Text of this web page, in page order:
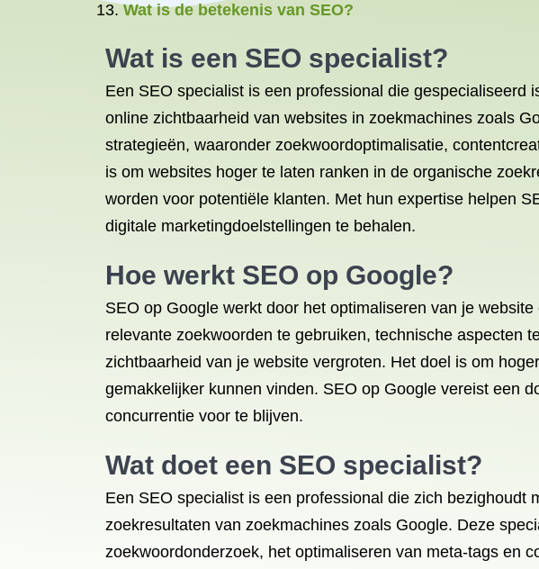
Wat is de betekenis van SEO?
Wat is een SEO specialist?
Een SEO specialist is een professional die
online zichtbaarheid van websites in zoekmachines zoals
strategieën, waaronder zoekwoordoptimalisatie,
is om websites hoger te laten ranken in de organische
worden voor potentiële klanten. Met hun expertise helpen
digitale marketingdoelstellingen te behalen.
Hoe werkt SEO op Google?
SEO op Google werkt door het optimaliseren van je
relevante zoekwoorden te gebruiken, technische aspecten
zichtbaarheid van je website vergroten. Het doel is om
gemakkelijker kunnen vinden. SEO op Google vereist een
concurrentie voor te blijven.
Wat doet een SEO specialist?
Een SEO specialist is een professional die zich
zoekresultaten van zoekmachines zoals Google. Deze
zoekwoordonderzoek, het optimaliseren van meta-tags en